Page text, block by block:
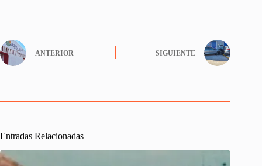
ok r
A
pp
ANTERIOR SIGUIENTE
Entradas Relacionadas